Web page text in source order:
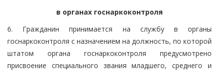
в органах госнаркоконтроля
6. Гражданин принимается на службу в органы
госнаркоконтроля с назначением на должность, по которой
штатом органа госнаркоконтроля предусмотрено
присвоение специального звания младшего, среднего и